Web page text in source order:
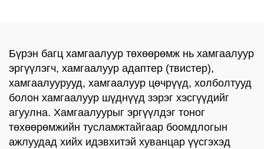
Бүрэн багц хамгаалуур төхөөрөмж нь хамгаалуур
эргүүлэгч, хамгаалуур адаптер (твистер),
хамгаалуурууд, хамгаалуур цөчрүүд, холболтууд
болон хамгаалуур шүднүүд зэрэг хэсгүүдийг
агуулна. Хамгаалуурыг эргүүлдэг тоног
төхөөрөмжийн тусламжтайгаар боомдлогын
ажлуудад хийх идэвхитэй хуванцар үүсгэхэд